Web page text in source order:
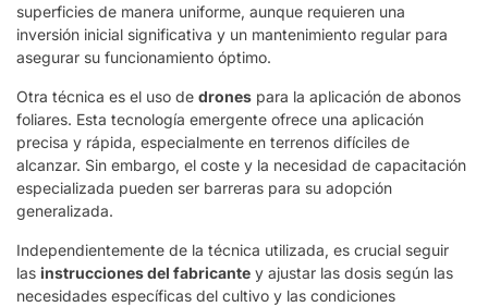
superficies de manera uniforme, aunque requieren una
inversión inicial significativa y un mantenimiento regular para
asegurar su funcionamiento óptimo.
Otra técnica es el uso de drones para la aplicación de abonos
foliares. Esta tecnología emergente ofrece una aplicación
precisa y rápida, especialmente en terrenos difíciles de
alcanzar. Sin embargo, el coste y la necesidad de capacitación
especializada pueden ser barreras para su adopción
generalizada.
Independientemente de la técnica utilizada, es crucial seguir
las instrucciones del fabricante y ajustar las dosis según las
necesidades específicas del cultivo y las condiciones